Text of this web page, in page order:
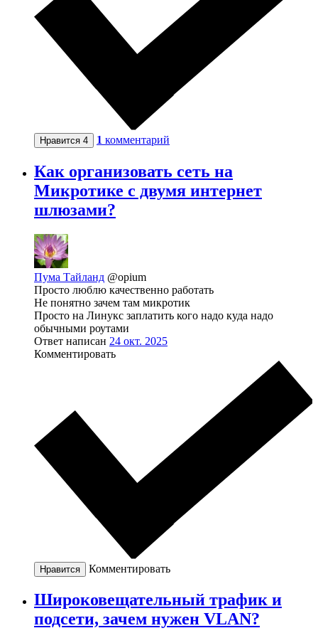
Нравится 4 1 комментарий
Как организовать сеть на
Микротике с двумя интернет
шлюзами?
Пума Тайланд @opium
Просто люблю качественно работать
Не понятно зачем там микротик
Просто на Линукс заплатить кого надо куда надо
обычными роутами
Ответ написан 24 окт. 2025
Комментировать
Нравится Комментировать
Широковещательный трафик и
подсети, зачем нужен VLAN?